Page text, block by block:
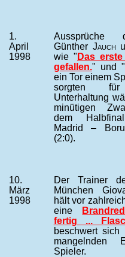
1.
April
1998
Aussprüche
Günther Jauch
wie " Das
gefallen." und
ein Tor einem
sorgten für
Unterhaltung
minütigen
dem
Madrid –
(2:0).
10.
März
1998
Der Trainer
München
hält vor
eine
fertig ...
beschwert
mangelnden
Spieler.